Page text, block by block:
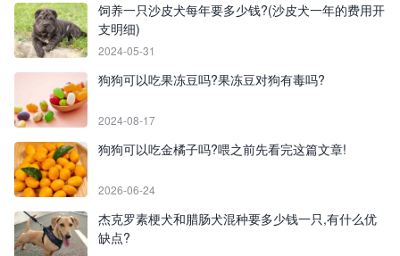
饲养一只沙皮犬每年要多少钱?(沙皮犬一年的费用开
支明细)
2024-05-31
狗狗可以吃果冻豆吗?果冻豆对狗有毒吗?
2024-08-17
狗狗可以吃金橘子吗?喂之前先看完这篇文章!
2026-06-24
杰克罗素梗犬和腊肠犬混种要多少钱一只,有什么优
缺点?